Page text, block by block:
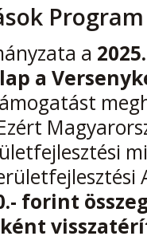
Program
a
a
forint